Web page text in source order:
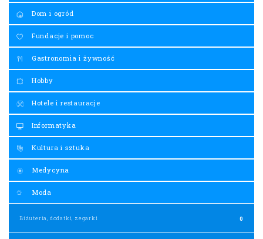
Dom i ogród
Fundacje i pomoc
Gastronomia i żywność
Hobby
Hotele i restauracje
Informatyka
Kultura i sztuka
Medycyna
Moda
Biżuteria, dodatki, zegarki 0